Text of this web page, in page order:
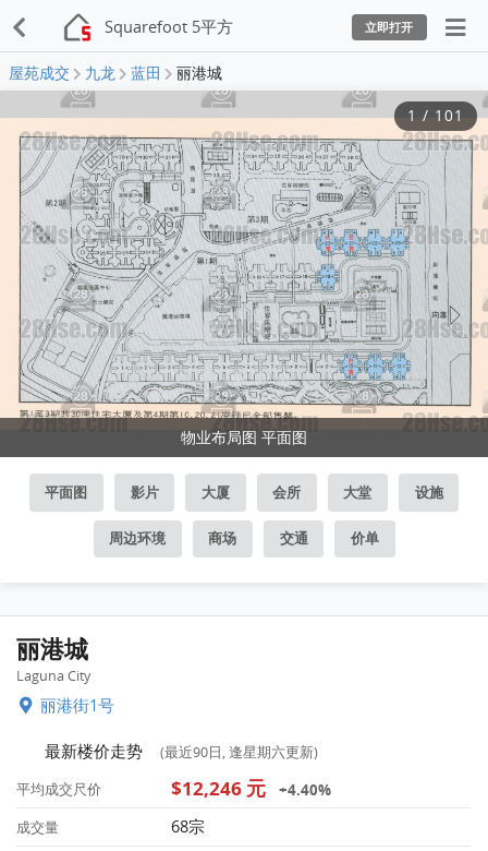
Squarefoot 5平方 立即打开
屋苑成交 九龙 蓝田 丽港城
物业布局图 平面图
1 / 101
平面图 影片 大厦 会所 大堂 设施
周边环境 商场 交通 价单
丽港城
Laguna City
丽港街1号
最新楼价走势
(最近90日, 逢星期六更新)
平均成交尺价
$12,246 元 +4.40%
成交量 68宗